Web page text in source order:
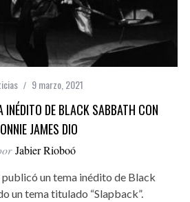
9 marzo, 2021
INÉDITO DE BLACK SABBATH CON
JAMES DIO
Jabier Rioboó
publicó un tema inédito de Black
un tema titulado “Slapback”.